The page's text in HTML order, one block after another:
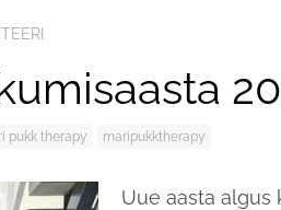
pukk therapy maripukktherapy
Uue aasta algus